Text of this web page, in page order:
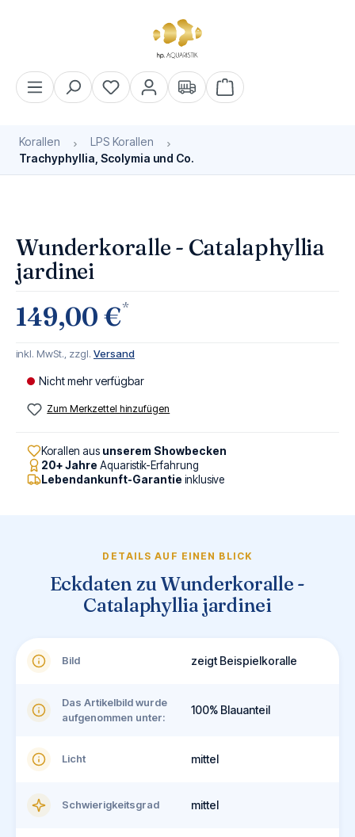
Warenkorb enthält 0
Korallen
LPS Korallen
Trachyphyllia, Scolymia und Co.
Wunderkoralle - Catalaphyllia
jardinei
149,00 €*
inkl. MwSt., zzgl. Versand
Nicht mehr verfügbar
Zum Merkzettel hinzufügen
Korallen aus unserem Showbecken
20+ Jahre Aquaristik-Erfahrung
Lebendankunft-Garantie inklusive
DETAILS AUF EINEN BLICK
Eckdaten zu Wunderkoralle -
Catalaphyllia jardinei
Bild zeigt Beispielkoralle
Das Artikelbild wurde
aufgenommen unter:
100% Blauanteil
Licht mittel
Schwierigkeitsgrad mittel